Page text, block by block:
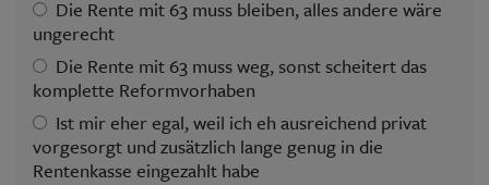
Die Rente mit 63 muss bleiben, alles andere wäre
ungerecht
Die Rente mit 63 muss weg, sonst scheitert das
komplette Reformvorhaben
Ist mir eher egal, weil ich eh ausreichend privat
vorgesorgt und zusätzlich lange genug in die
Rentenkasse eingezahlt habe